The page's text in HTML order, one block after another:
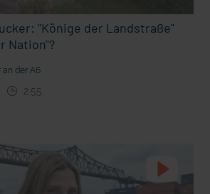
Vorhang auf für Kinderzirkus Giovanni
"Könige der Landstraße"
Nation"?
an der A6
2:55